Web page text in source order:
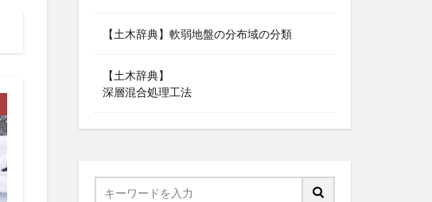
【土木辞典】軟弱地盤の分布域の分類
【土木辞典】
深層混合処理工法